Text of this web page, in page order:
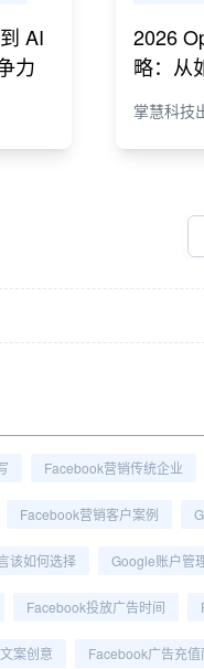
AI
力
2026
略：从
掌慧科技
Facebook营销传统企业
Facebook营销客户案例
该如何选择 Google账户管
Facebook投放广告时间
案创意 Facebook广告充值